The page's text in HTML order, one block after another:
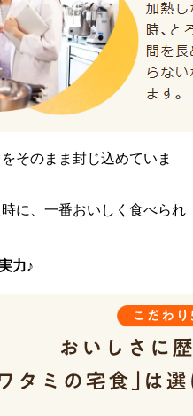
そのまま封じ込めていま
に、一番おいしく食べられ
力♪